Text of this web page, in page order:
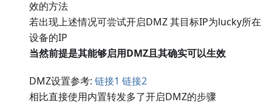
效的方法
若出现上述情况可尝试开启DMZ 其目标IP为lucky所在
设备的IP
当然前提是其能够启用DMZ且其确实可以生效
DMZ设置参考: 链接1 链接2
相比直接使用内置转发多了开启DMZ的步骤